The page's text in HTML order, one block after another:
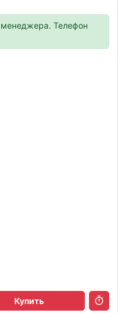
менеджера. Телефон
Купить